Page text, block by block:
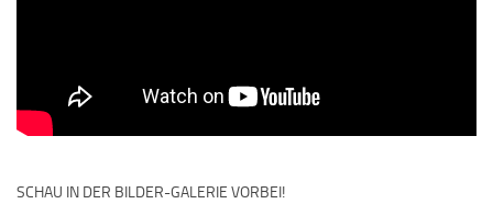
SCHAU IN DER BILDER-GALERIE VORBEI!